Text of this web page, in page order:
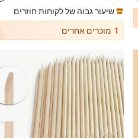
שיעור גבוה של לקוחות חוזרים
1 מוכרים אחרים